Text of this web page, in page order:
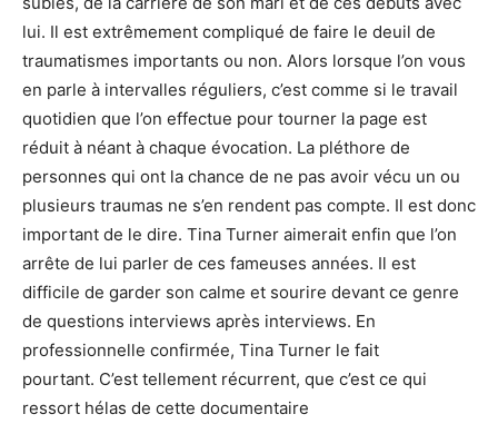
lui. Il est extrêmement compliqué de faire le deuil de
traumatismes importants ou non. Alors lorsque l’on vous
en parle à intervalles réguliers, c’est comme si le travail
quotidien que l’on effectue pour tourner la page est
réduit à néant à chaque évocation. La pléthore de
personnes qui ont la chance de ne pas avoir vécu un ou
plusieurs traumas ne s’en rendent pas compte. Il est donc
important de le dire. Tina Turner aimerait enfin que l’on
arrête de lui parler de ces fameuses années. Il est
difficile de garder son calme et sourire devant ce genre
de questions interviews après interviews. En
professionnelle confirmée, Tina Turner le fait
pourtant. C’est tellement récurrent, que c’est ce qui
ressort hélas de cette documentaire